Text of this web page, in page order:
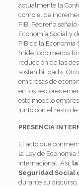
actualmente la
como el de
PIB. Pedreño
Economía Social y
PIB de la Economía
mide todo menos
reducción de las
sostenibilidad».
empresas de
en los sectores
este modelo
junto con el resto de
PRESENCIA
El acto que
la Ley de Economía
internacional. Así, la
Seguridad Social
durante su